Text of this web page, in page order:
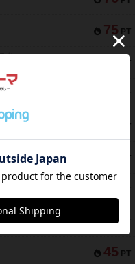
75 PT
PT
レス
PT
！
PT
・ボンバ
PT
PT
45 PT
45 PT